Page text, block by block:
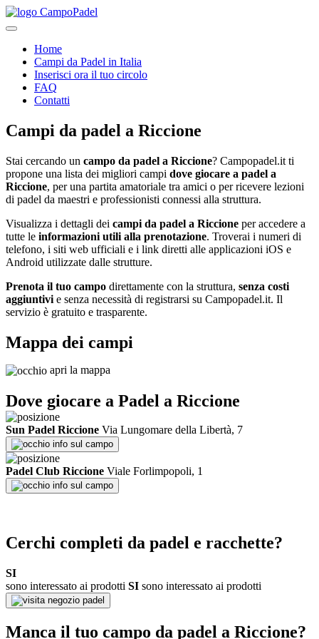
Home
Campi da Padel in Italia
Inserisci ora il tuo circolo
FAQ
Contatti
Campi da padel a Riccione
Stai cercando un campo da padel a Riccione? Campopadel.it ti
propone una lista dei migliori campi dove giocare a padel a
Riccione, per una partita amatoriale tra amici o per ricevere lezioni
di padel da maestri e professionisti connessi alla struttura.
Visualizza i dettagli dei campi da padel a Riccione per accedere a
tutte le informazioni utili alla prenotazione. Troverai i numeri di
telefono, i siti web ufficiali e i link diretti alle applicazioni iOS e
Android utilizzate dalle strutture.
Prenota il tuo campo direttamente con la struttura, senza costi
aggiuntivi e senza necessità di registrarsi su Campopadel.it. Il
servizio è gratuito e trasparente.
Mappa dei campi
apri la mappa
Dove giocare a Padel a Riccione
Sun Padel Riccione Via Lungomare della Libertà, 7
info sul campo
Padel Club Riccione Viale Forlimpopoli, 1
info sul campo
Cerchi completi da padel e racchette?
SI
sono interessato ai prodotti SI sono interessato ai prodotti
negozio padel
Manca il tuo campo da padel a Riccione?